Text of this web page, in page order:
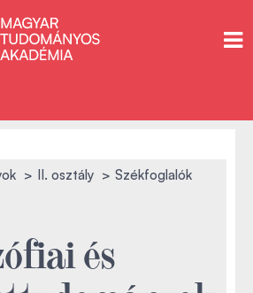
II. osztály Székfoglalók
és